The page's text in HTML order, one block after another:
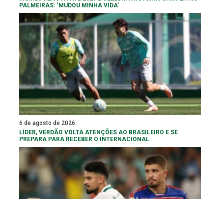
PALMEIRAS: ‘MUDOU MINHA VIDA’
6 de agosto de 2026
LÍDER, VERDÃO VOLTA ATENÇÕES AO BRASILEIRO E SE
PREPARA PARA RECEBER O INTERNACIONAL